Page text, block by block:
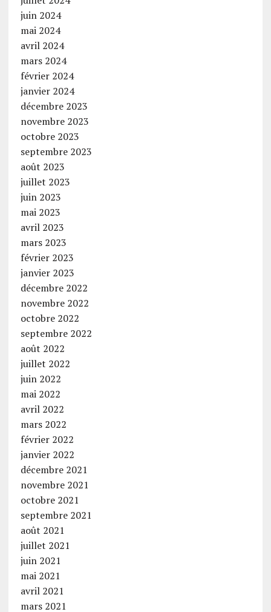
juin 2024
mai 2024
avril 2024
mars 2024
février 2024
janvier 2024
décembre 2023
novembre 2023
octobre 2023
septembre 2023
août 2023
juillet 2023
juin 2023
mai 2023
avril 2023
mars 2023
février 2023
janvier 2023
décembre 2022
novembre 2022
octobre 2022
septembre 2022
août 2022
juillet 2022
juin 2022
mai 2022
avril 2022
mars 2022
février 2022
janvier 2022
décembre 2021
novembre 2021
octobre 2021
septembre 2021
août 2021
juillet 2021
juin 2021
mai 2021
avril 2021
mars 2021